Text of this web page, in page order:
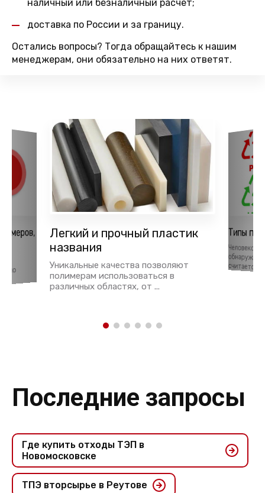
наличный или безналичный расчет;
доставка по России и за границу.
Остались вопросы? Тогда обращайтесь к нашим
менеджерам, они обязательно на них ответят.
Легкий и прочный пластик
названия
Уникальные качества позволяют
полимерам использоваться в
различных областях, от ...
Типы
обнаружил
считается ...
Последние запросы
Где купить отходы ТЭП в
Новомосковске
ТПЭ вторсырье в Реутове